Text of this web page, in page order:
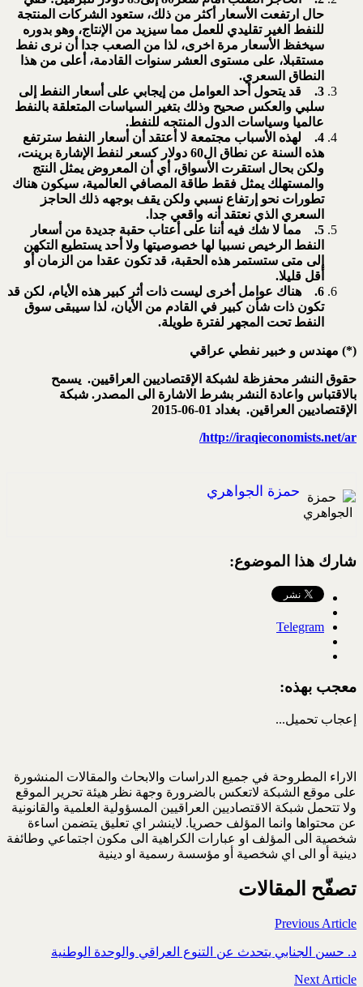
حال ارتفعت الأسعار أكثر من ذلك، ستعود الشركات المنتجة
للنفط الغير تقليدي للعمل مما سيزيد من الإنتاج، وهو بدوره
سيخفظ الأسعار مرة اخرى، لذا من الصعب جدا أن نرى نفط
مستقبلا، على مستوى العشر سنوات القادمة، أعلى من هذا
النطاق السعري.
3.
قد يتحول أحد العوامل من إيجابي على أسعار النفط إلى
سلبي والعكس صحيح وذلك بتغير السياسات المتعلقة بالنفط
عالميا وسياسات الدول المنتجه للنفط.
4.
لهذه الأسباب مجتمعة لا أعتقد أن أسعار النفط سترتفع
هذه السنة عن نطاق ال60 دولار كسعر لنفط الإشارة برينت،
ولكن بحال استقرت الأسواق، أي أن المعروض يمثل النتج
والمستهلك يمثل فقط طاقة المصافي العالمية، سيكون هناك
تطورات نحو إرتفاع نسبي ولكن يقف بوجهه ذلك الحاجز
السعري الذي نعتقد أنه واقعي جدا.
5.
مما لا شك فيه أننا على أعتاب حقبة جديدة من أسعار
النفط الرخيص نسبيا لها خصوصيتها ولا أحد يستطيع التكهن
إلى متى ستستمر هذه الحقبة، قد تكون عقدا من الزمان أو
أقل قليلا.
6.
هناك عوامل أخرى ليست ذات أثر كبير هذه الأيام، لكن قد
تكون ذات شأن كبير في القادم من الأيان، لذا سيبقى سوق
النفط تحت المجهر لفترة طويلة.
(*) مهندس و خبير نفطي عراقي
حقوق النشر محفزظة لشبكة الإقتصاديين العراقيين. يسمح
بالاقتباس واعادة النشر بشرط الاشارة الى المصدر. شبكة
الإقتصاديين العراقين. بغداد 01-06-2015
http://iraqieconomists.net/ar/
حمزة الجواهري
شارك هذا الموضوع:
Telegram
معجب بهذه:
إعجاب تحميل...
الاراء المطروحة في جميع الدراسات والابحاث والمقالات المنشورة
على موقع الشبكة لاتعكس بالضرورة وجهة نظر هيئة تحرير الموقع
ولا تتحمل شبكة الاقتصاديين العراقيين المسؤولية العلمية والقانونية
عن محتواها وانما المؤلف حصريا. لاينشر اي تعليق يتضمن اساءة
شخصية الى المؤلف او عبارات الكراهية الى مكون اجتماعي وطائفة
دينية أو الى اي شخصية أو مؤسسة رسمية او دينية
تصفّح المقالات
Previous Article
د. حسن الجنابي يتحدث عن التنوع العراقي والوحدة الوطنية
Next Article